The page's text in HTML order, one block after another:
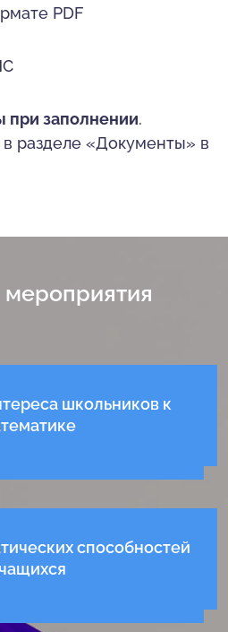
PDF
при заполнении.
разделе «Документы» в
мероприятия
школьников к
способностей